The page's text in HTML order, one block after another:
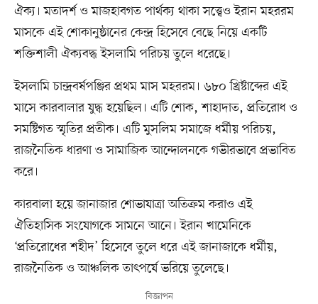
ঐক্য। মতাদর্শ ও মাজহাবগত পার্থক্য থাকা সত্ত্বেও ইরান মহররম
মাসকে এই শোকানুষ্ঠানের কেন্দ্র হিসেবে বেছে নিয়ে একটি
শক্তিশালী ঐক্যবদ্ধ ইসলামি পরিচয় তুলে ধরেছে।
ইসলামি চান্দ্রবর্ষপঞ্জির প্রথম মাস মহররম। ৬৮০ খ্রিষ্টাব্দের এই
মাসে কারবালার যুদ্ধ হয়েছিল। এটি শোক, শাহাদাত, প্রতিরোধ ও
সমষ্টিগত স্মৃতির প্রতীক। এটি মুসলিম সমাজে ধর্মীয় পরিচয়,
রাজনৈতিক ধারণা ও সামাজিক আন্দোলনকে গভীরভাবে প্রভাবিত
করে।
কারবালা হয়ে জানাজার শোভাযাত্রা অতিক্রম করাও এই
ঐতিহাসিক সংযোগকে সামনে আনে। ইরান খামেনিকে
‘প্রতিরোধের শহীদ’ হিসেবে তুলে ধরে এই জানাজাকে ধর্মীয়,
রাজনৈতিক ও আঞ্চলিক তাৎপর্যে ভরিয়ে তুলেছে।